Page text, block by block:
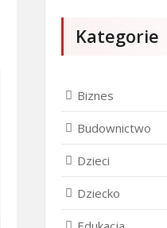
Kategorie
Biznes
Budownictwo
Dzieci
Dziecko